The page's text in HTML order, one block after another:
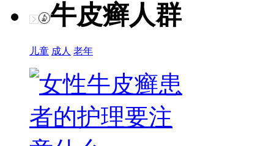
牛皮癣人群
儿童 成人 老年